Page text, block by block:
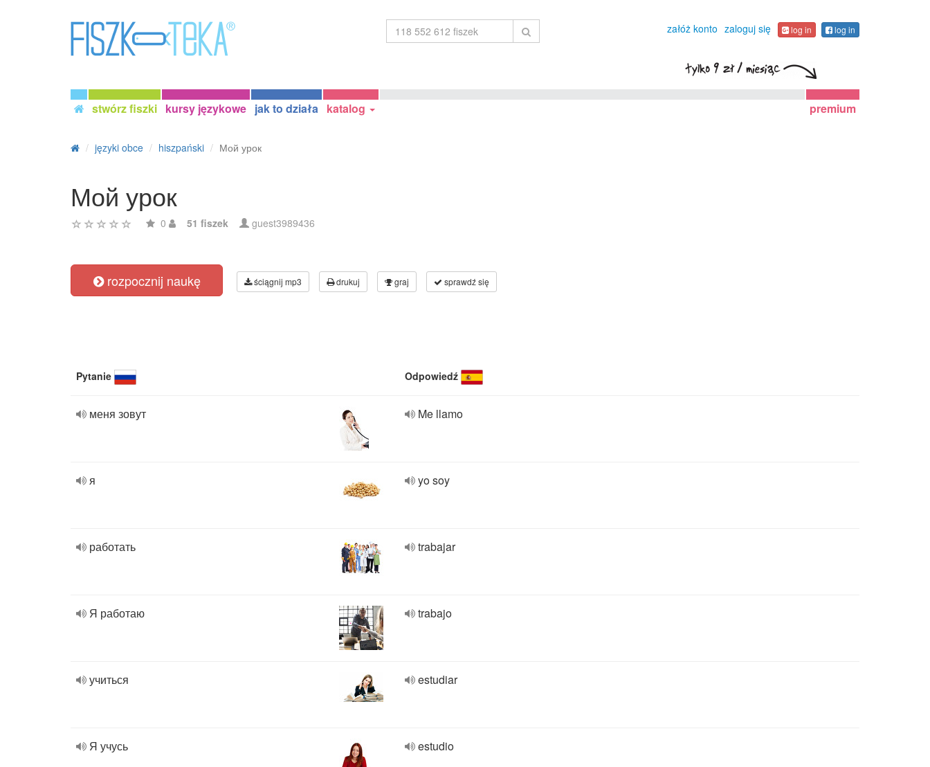
załóż konto zaloguj się log in log in
stwórz fiszki kursy językowe jak to działa katalog premium
języki obce hiszpański Мой урок
Мой урок
0 51 fiszek guest3989436
rozpocznij naukę ściągnij mp3 drukuj graj sprawdź się
Pytanie Odpowiedź
меня зовут Me llamo
я yo soy
работать trabajar
Я работаю trabajo
учиться estudiar
Я учусь estudio